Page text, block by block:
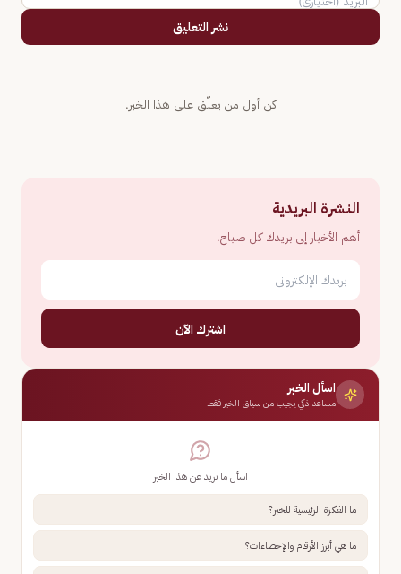
نشر التعليق
كن أول من يعلّق على هذا الخبر.
النشرة البريدية
أهم الأخبار إلى بريدك كل صباح.
اشترك الآن
اسأل الخبر
مساعد ذكي يجيب من سياق الخبر فقط
اسأل ما تريد عن هذا الخبر
ما الفكرة الرئيسية للخبر؟
ما هي أبرز الأرقام والإحصاءات؟